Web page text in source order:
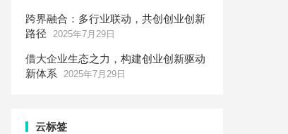
跨界融合：多行业联动，共创创业创新
路径
2025年7月29日
借大企业生态之力，构建创业创新驱动
新体系
2025年7月29日
云标签